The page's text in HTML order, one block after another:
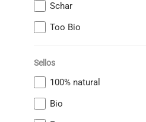
Schar
Too Bio
Sellos
100% natural
Bio